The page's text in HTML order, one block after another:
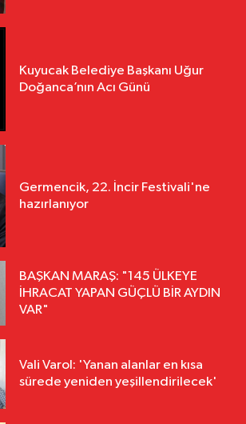
Kuyucak Belediye Başkanı Uğur
Doğanca’nın Acı Günü
Germencik, 22. İncir Festivali'ne
hazırlanıyor
BAŞKAN MARAŞ: "145 ÜLKEYE
İHRACAT YAPAN GÜÇLÜ BİR AYDIN
VAR"
Vali Varol: 'Yanan alanlar en kısa
sürede yeniden yeşillendirilecek'